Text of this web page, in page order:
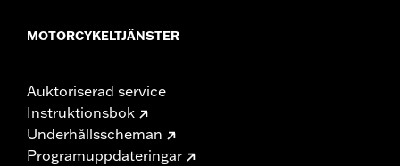
MOTORCYKELTJÄNSTER
Auktoriserad service
Instruktionsbok
Underhållsscheman
Programuppdateringar